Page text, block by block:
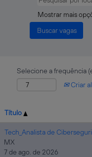
Mostrar mais
Selecione a frequência
Criar
Título
Tech_Analista de
MX
7 de ago. de 2026